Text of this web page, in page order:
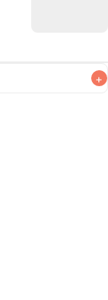
+
お早めにお召